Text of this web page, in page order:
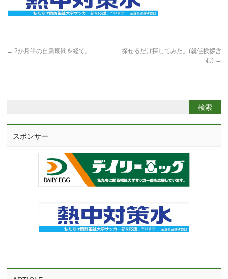
← 2か月半の自粛期間を経て。
探せるだけ探してみた。(就任挨拶含
む) →
スポンサー